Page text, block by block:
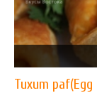
Tuxum